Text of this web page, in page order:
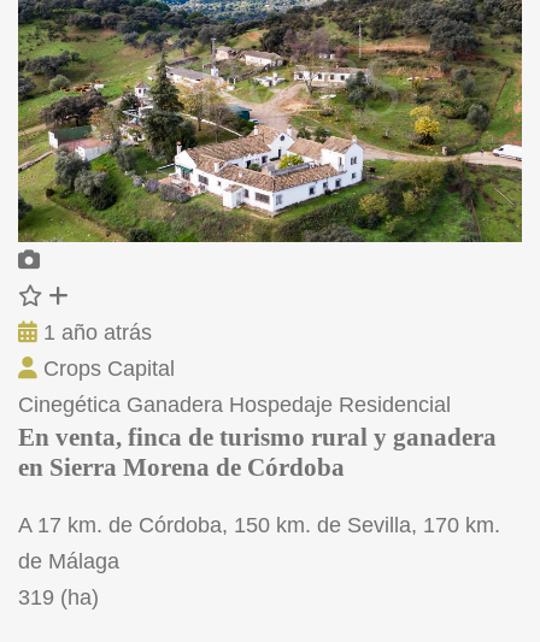
1 año atrás
Crops Capital
Cinegética Ganadera Hospedaje Residencial
En venta, finca de turismo rural y ganadera
en Sierra Morena de Córdoba
A 17 km. de Córdoba, 150 km. de Sevilla, 170 km.
de Málaga
319 (ha)